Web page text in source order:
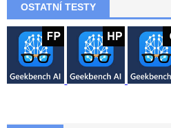
OSTATNÍ TESTY